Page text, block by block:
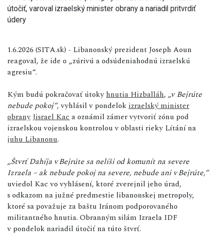
1.6.2026 (SITA.sk) - Libanonský prezident Joseph Aoun
reagoval, že ide o „zúrivú a odsúdeniahodnú izraelskú
agresiu“.
Kým budú pokračovať útoky hnutia Hizballáh, „v Bejrúte
nebude pokoj“, vyhlásil v pondelok izraelský minister
obrany Jisrael Kac a oznámil zámer vytvoriť zónu pod
izraelskou vojenskou kontrolou v oblasti rieky Lítání na
juhu Libanonu.
„Štvrť Dahíja vBejrúte sa nelíši od komunít na severe
Izraela – ak nebude pokoj na severe, nebude ani vBejrúte,“
uviedol Kac vo vyhlásení, ktoré zverejnil jeho úrad,
s odkazom na južné predmestie libanonskej metropoly,
ktoré sa považuje za baštu Iránom podporovaného
militantného hnutia. Obranným silám Izraela IDF
v pondelok nariadil útočiť na túto štvrť.